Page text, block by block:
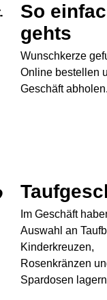
So
gehts
Wunschkerze
Online bestellen
Geschäft abholen.
Im Geschäft
Auswahl an
Kinderkreuzen,
Rosenkränzen
Spardosen